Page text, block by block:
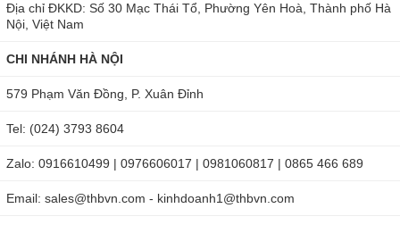
Địa chỉ ĐKKD: Số 30 Mạc Thái Tổ, Phường Yên Hoà, Thành phố Hà
Nội, Việt Nam
CHI NHÁNH HÀ NỘI
579 Phạm Văn Đồng, P. Xuân Đỉnh
Tel: (024) 3793 8604
Zalo: 0916610499 | 0976606017 | 0981060817 | 0865 466 689
Email: sales@thbvn.com - kinhdoanh1@thbvn.com